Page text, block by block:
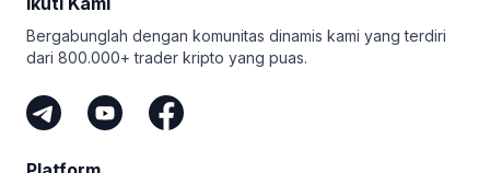
Bergabunglah dengan komunitas dinamis kami yang terdiri
dari 800.000+ trader kripto yang puas.